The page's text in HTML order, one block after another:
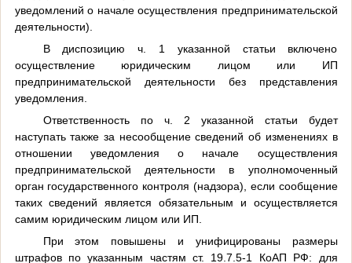
уведомлений о начале осуществления предпринимательской
деятельности).
В диспозицию ч. 1 указанной статьи включено
осуществление юридическим лицом или ИП
предпринимательской деятельности без представления
уведомления.
Ответственность по ч. 2 указанной статьи будет
наступать также за несообщение сведений об изменениях в
отношении уведомления о начале осуществления
предпринимательской деятельности в уполномоченный
орган государственного контроля (надзора), если сообщение
таких сведений является обязательным и осуществляется
самим юридическим лицом или ИП.
При этом повышены и унифицированы размеры
штрафов по указанным частям ст. 19.7.5-1 КоАП РФ: для